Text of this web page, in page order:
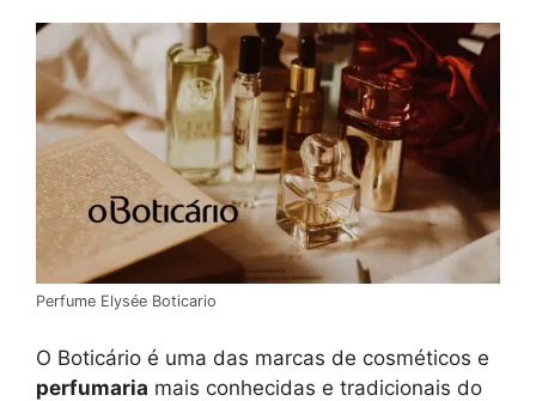
Perfume Elysée Boticario
O Boticário é uma das marcas de cosméticos e
perfumaria mais conhecidas e tradicionais do